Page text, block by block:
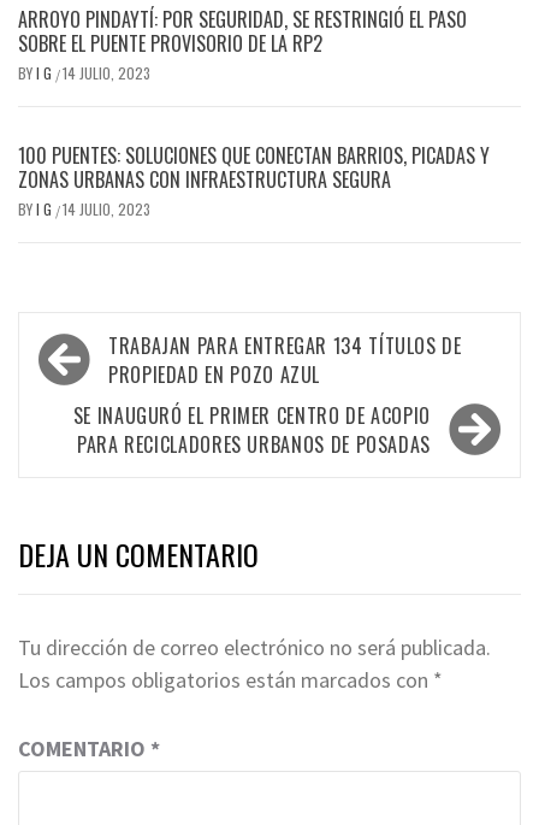
ARROYO PINDAYTÍ: POR SEGURIDAD, SE RESTRINGIÓ EL PASO
SOBRE EL PUENTE PROVISORIO DE LA RP2
BYI G /14 JULIO, 2023
100 PUENTES: SOLUCIONES QUE CONECTAN BARRIOS, PICADAS Y
ZONAS URBANAS CON INFRAESTRUCTURA SEGURA
BYI G /14 JULIO, 2023
Navegación
de
entradas
TRABAJAN PARA ENTREGAR 134 TÍTULOS DE
PROPIEDAD EN POZO AZUL
SE INAUGURÓ EL PRIMER CENTRO DE ACOPIO
PARA RECICLADORES URBANOS DE POSADAS
DEJA UN COMENTARIO
Tu dirección de correo electrónico no será publicada.
Los campos obligatorios están marcados con *
COMENTARIO *